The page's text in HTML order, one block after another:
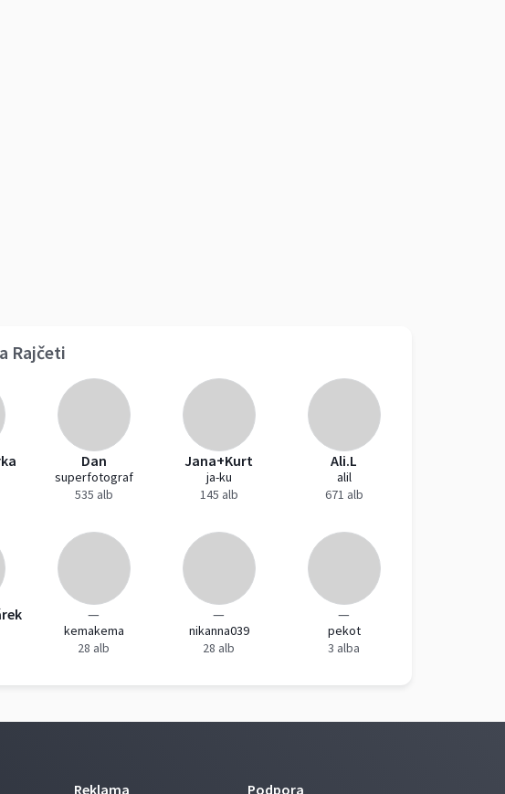
Rajčeti
Dan
superfotograf
535 alb
Jana+Kurt
ja-ku
145 alb
Ali.L
alil
671 alb
—
kemakema
28 alb
—
nikanna039
28 alb
—
pekot
3 alba
Reklama Podpora